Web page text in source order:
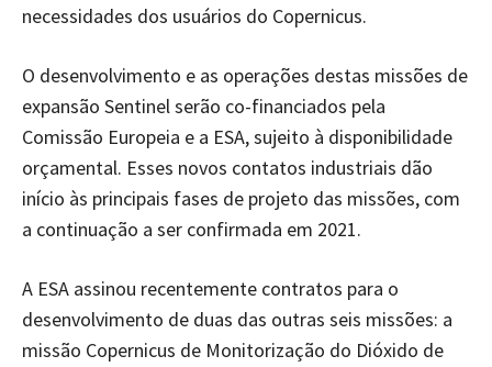
necessidades dos usuários do Copernicus.
O desenvolvimento e as operações destas missões de
expansão Sentinel serão co-financiados pela
Comissão Europeia e a ESA, sujeito à disponibilidade
orçamental. Esses novos contatos industriais dão
início às principais fases de projeto das missões, com
a continuação a ser confirmada em 2021.
A ESA assinou recentemente contratos para o
desenvolvimento de duas das outras seis missões: a
missão Copernicus de Monitorização do Dióxido de